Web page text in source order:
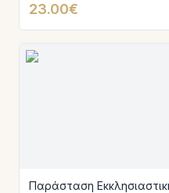
23.00€
Παράσταση